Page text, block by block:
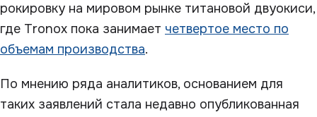
рокировку на мировом рынке титановой двуокиси,
где Tronox пока занимает четвертое место по
объемам производства.
По мнению ряда аналитиков, основанием для
таких заявлений стала недавно опубликованная